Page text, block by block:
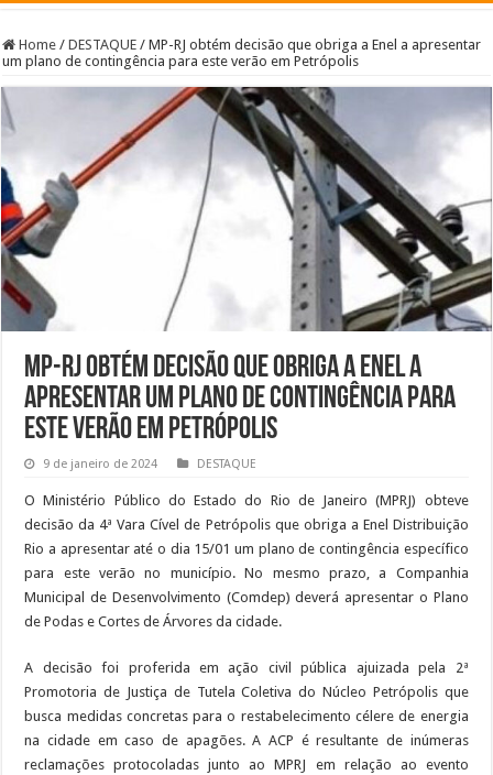
Home / DESTAQUE / MP-RJ obtém decisão que obriga a Enel a apresentar
um plano de contingência para este verão em Petrópolis
MP-RJ obtém decisão que obriga a Enel a
apresentar um plano de contingência para
este verão em Petrópolis
9 de janeiro de 2024 DESTAQUE
O Ministério Público do Estado do Rio de Janeiro (MPRJ) obteve
decisão da 4ª Vara Cível de Petrópolis que obriga a Enel Distribuição
Rio a apresentar até o dia 15/01 um plano de contingência específico
para este verão no município. No mesmo prazo, a Companhia
Municipal de Desenvolvimento (Comdep) deverá apresentar o Plano
de Podas e Cortes de Árvores da cidade.
A decisão foi proferida em ação civil pública ajuizada pela 2ª
Promotoria de Justiça de Tutela Coletiva do Núcleo Petrópolis que
busca medidas concretas para o restabelecimento célere de energia
na cidade em caso de apagões. A ACP é resultante de inúmeras
reclamações protocoladas junto ao MPRJ em relação ao evento